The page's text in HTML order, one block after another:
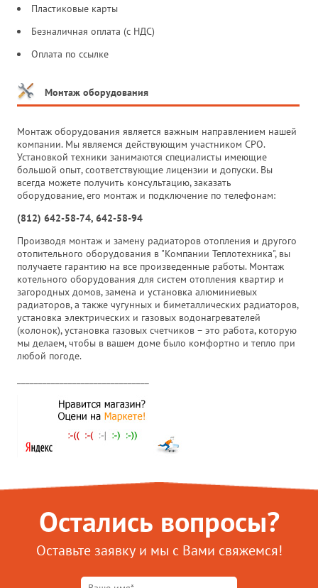
Пластиковые карты
Безналичная оплата (с НДС)
Оплата по ссылке
Монтаж оборудования
Монтаж оборудования является важным направлением нашей
компании. Мы являемся действующим участником СРО.
Установкой техники занимаются специалисты имеющие
большой опыт, соответствующие лицензии и допуски. Вы
всегда можете получить консультацию, заказать
оборудование, его монтаж и подключение по телефонам:
(812) 642-58-74, 642-58-94
Производя монтаж и замену радиаторов отопления и другого
отопительного оборудования в "Компании Теплотехника", вы
получаете гарантию на все произведенные работы. Монтаж
котельного оборудования для систем отопления квартир и
загородных домов, замена и установка алюминиевых
радиаторов, а также чугунных и биметаллических радиаторов,
установка электрических и газовых водонагревателей
(колонок), установка газовых счетчиков – это работа, которую
мы делаем, чтобы в вашем доме было комфортно и тепло при
любой погоде.
Остались вопросы?
Оставьте заявку и мы с Вами свяжемся!